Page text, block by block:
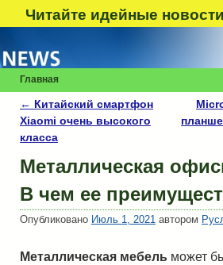
Читайте идейные новости
Главная
Навигация по записям
← Китайский смартфон
Xiaomi очень высокого
класса
Металлическая
В чем ее
Опубликовано Июль 1, 2021 автором
Металлическая мебель может